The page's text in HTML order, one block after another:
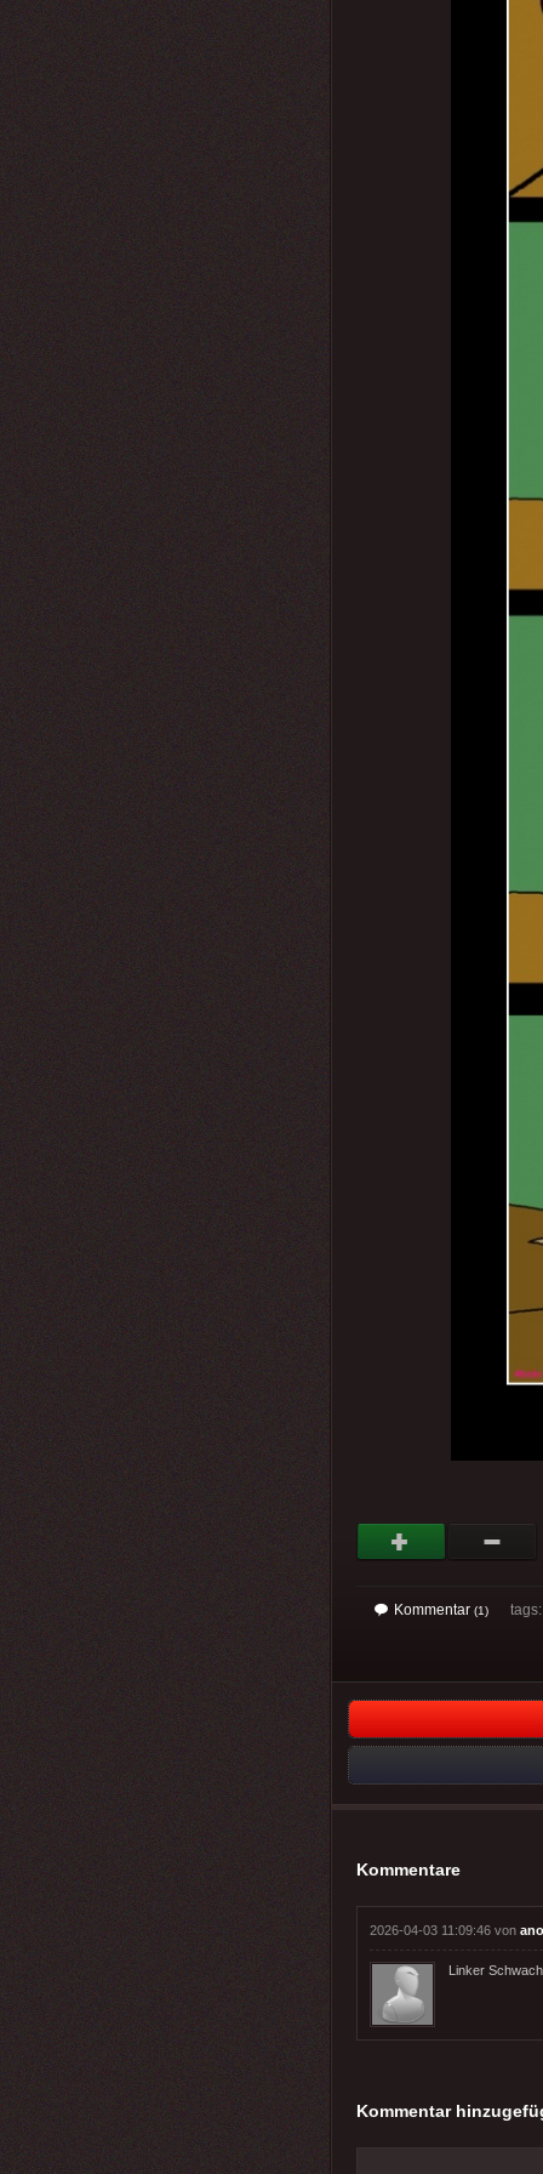
Kommentar (1)
Kommentare
2026-04-03 11:09:46 von
Linker
Kommentar